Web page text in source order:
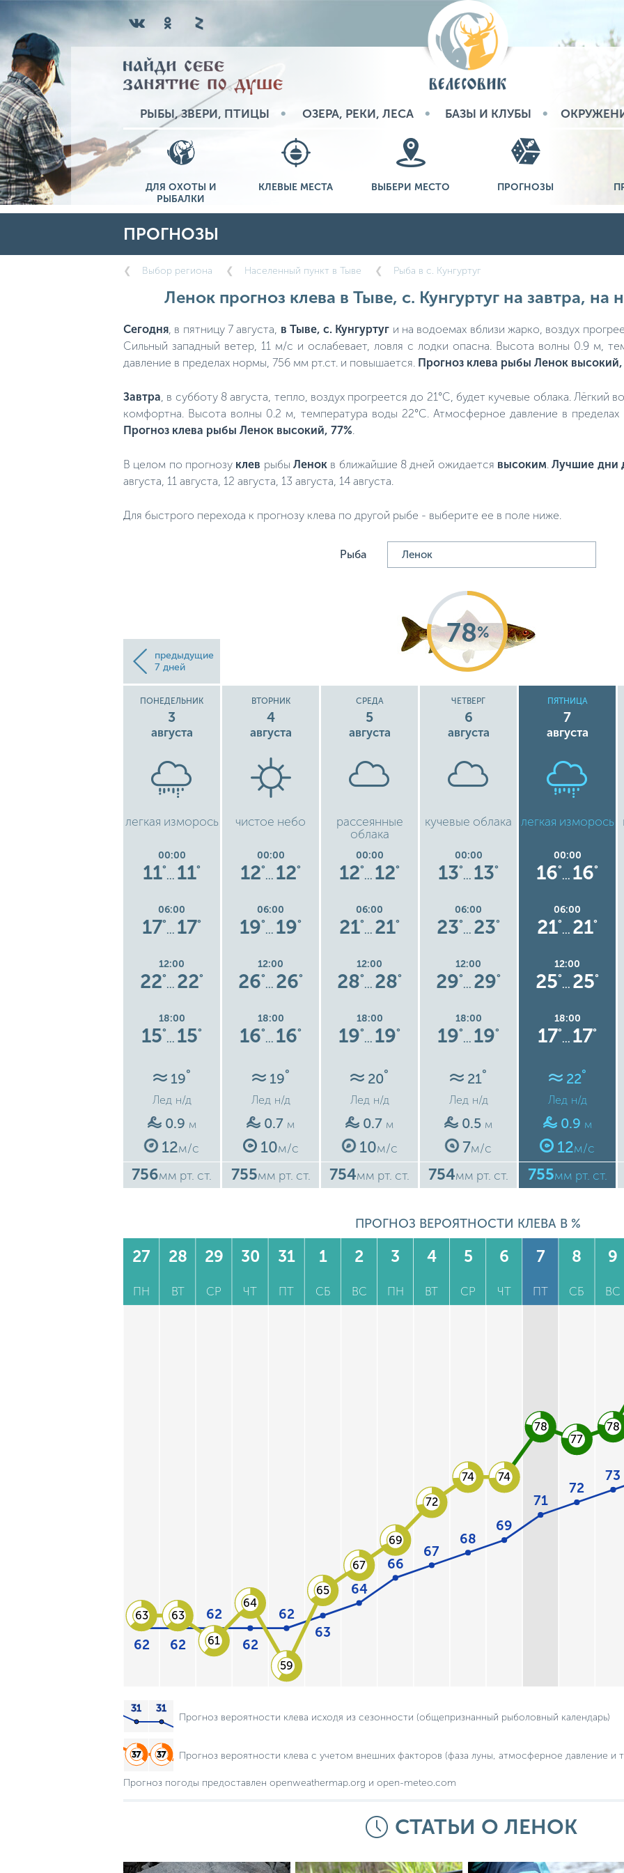
РЫБЫ, ЗВЕРИ, ПТИЦЫ ОЗЕРА, РЕКИ, ЛЕСА БАЗЫ И КЛУБЫ
ДЛЯ ОХОТЫ И
РЫБАЛКИ
КЛЕВЫЕ МЕСТА ВЫБЕРИ МЕСТО ПРОГНОЗЫ
ПРОГНОЗЫ
Выбор региона Населенный пункт в Тыве Рыба в с. Кунгуртуг
Ленок прогноз клева в Тыве, с. Кунгуртуг на завтра, на
Сегодня , в пятницу 7 августа, в Тыве, с. Кунгуртуг и на водоемах вблизи жарко, воздух
Сильный западный ветер, 11 м/с и ослабевает, ловля с лодки опасна. Высота волны 0.9 м,
давление в пределах нормы, 756 мм рт.ст. и повышается. Прогноз клева рыбы Ленок высокий,
Завтра , в субботу 8 августа, тепло, воздух прогреется до 21°C, будет кучевые облака.
комфортна. Высота волны 0.2 м, температура воды 22°C. Атмосферное давление в
Прогноз клева рыбы Ленок высокий, 77%
В целом по прогнозу клев рыбыЛенок в ближайшие 8 дней ожидается высоким .Лучшие дни
августа, 11 августа, 12 августа, 13 августа, 14 августа.
Для быстрого перехода к прогнозу клева по другой рыбе - выберите ее в поле ниже.
Рыба
предыдущие
7 дней
78%
ПОНЕДЕЛЬНИК
3
августа
легкая изморось
00:00
11°
… 11°
06:00
17°
… 17°
12:00
22°
… 22°
18:00
15°
… 15°
19°
Лед н/д
0.9 м
12м/с
756мм рт. ст.
ВТОРНИК
4
августа
чистое небо
00:00
12°
… 12°
06:00
19°
… 19°
12:00
26°
… 26°
18:00
16°
… 16°
19°
Лед н/д
0.7 м
10м/с
755мм рт. ст.
СРЕДА
5
августа
рассеянные
облака
00:00
12°
… 12°
06:00
21°
… 21°
12:00
28°
… 28°
18:00
19°
… 19°
20°
Лед н/д
0.7 м
10м/с
754мм рт. ст.
ЧЕТВЕРГ
6
августа
кучевые облака
00:00
13°
… 13°
06:00
23°
… 23°
12:00
29°
… 29°
18:00
19°
… 19°
21°
Лед н/д
0.5 м
7м/с
754мм рт. ст.
ПЯТНИЦА
7
августа
легкая изморось
00:00
16°
… 16°
06:00
21°
… 21°
12:00
25°
… 25°
18:00
17°
… 17°
22°
Лед н/д
0.9 м
12м/с
755мм рт. ст.
ПРОГНОЗ ВЕРОЯТНОСТИ КЛЕВА В %
27
ПН
28
ВТ
29
СР
30
ЧТ
31
ПТ
1
СБ
2
ВС
3
ПН
4
ВТ
5
СР
6
ЧТ
7
ПТ
8
СБ
9
ВС
62 62
62
62
62
63
64
66
67
68
69
71
72
73
63 63
61
64
59
65
67
69
72
74 74
78
77
78
Прогноз вероятности клева исходя из сезонности (общепризнанный рыболовный календарь)
Прогноз вероятности клева с учетом внешних факторов (фаза луны, атмосферное давление и
Прогноз погоды предоставлен openweathermap.org и open-meteo.com
СТАТЬИ О ЛЕНОК